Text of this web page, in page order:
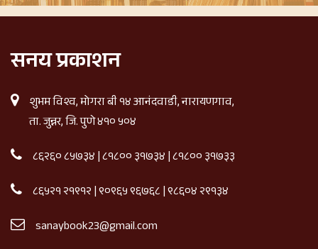
सनय प्रकाशन
शुभम विश्व, मोगरा बी १४ आनंदवाडी, नारायणगाव,
ता. जुन्नर, जि. पुणे ४१० ५०४
८६२६० ८५७३४|८१८०० ३१७३४|८१८०० ३१७३३
८६५२१ २१९१२|९०९६५ ९६७६८|९८६०४ २९१३४
sanaybook23@gmail.com